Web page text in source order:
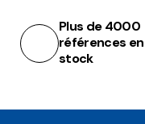
Plus de 4000
références en
stock